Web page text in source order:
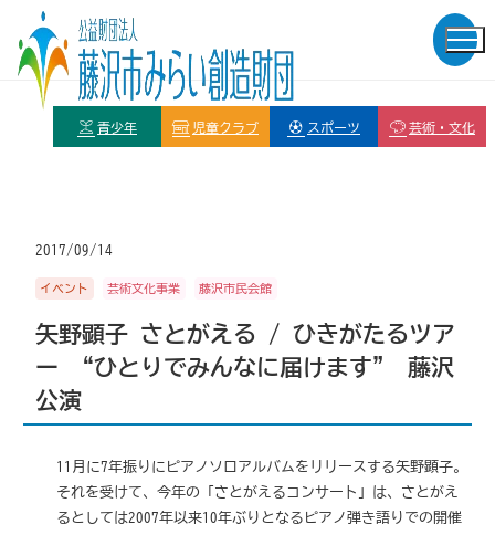
青少年 児童クラブ スポーツ 芸術・文化
2017/09/14
イベント 芸術文化事業 藤沢市民会館
矢野顕子 さとがえる / ひきがたるツア
ー “ひとりでみんなに届けます” 藤沢
公演
11月に7年振りにピアノソロアルバムをリリースする矢野顕子。
それを受けて、今年の「さとがえるコンサート」は、さとがえ
るとしては2007年以来10年ぶりとなるピアノ弾き語りでの開催